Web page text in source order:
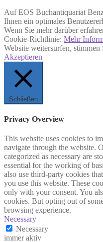
Auf EOS Buchantiquariat
Ihnen ein optimales
Wenn Sie mehr darüber
Cookie-Richtlinie: Mehr
Website weitersurfen,
Akzeptieren
Schließen
Privacy Overview
This website uses cookies to
navigate through the website.
categorized as necessary are
essential for the working of
also use third-party cookies
you use this website. These
only with your consent. You
cookies. But opting out of
browsing experience.
Necessary
Necessary
immer aktiv